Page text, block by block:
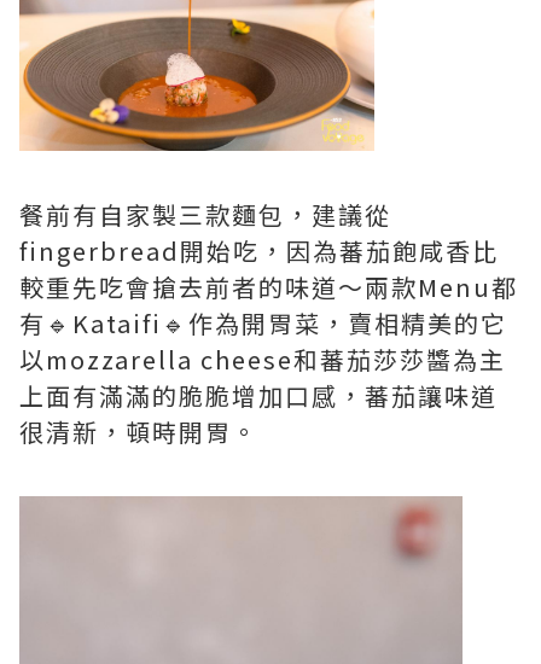
餐前有自家製三款麵包，建議從
fingerbread開始吃，因為蕃茄飽咸香比
較重先吃會搶去前者的味道～兩款Menu都
有🔹Kataifi🔹作為開胃菜，賣相精美的它
以mozzarella cheese和蕃茄莎莎醬為主
上面有滿滿的脆脆增加口感，蕃茄讓味道
很清新，頓時開胃。